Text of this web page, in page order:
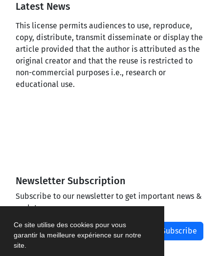
Ce site utilise des cookies pour vous
garantir la meilleure expérience sur notre
site.
Latest News
This license permits audiences to use, reproduce,
copy, distribute, transmit disseminate or display the
article provided that the author is attributed as the
original creator and that the reuse is restricted to
non-commercial purposes i.e., research or
educational use.
Newsletter Subscription
Subscribe to our newsletter to get important news &
updates
Subscribe